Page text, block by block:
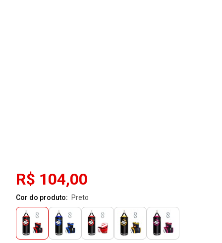
R$ 104,00
Cor do produto: preto